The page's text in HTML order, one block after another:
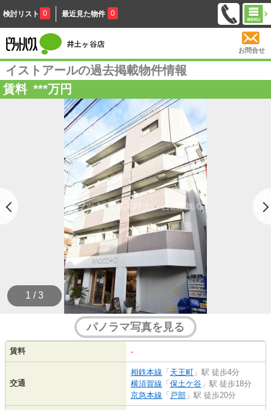
検討リスト 0 最近見た物件 0
お問合せ
イストアールの過去掲載物件情報
賃料 ***万円
1 / 3
パノラマ写真を見る
賃料 -
交通
相鉄本線 「 天王町 」駅 徒歩4分
横須賀線 「 保土ケ谷 」駅 徒歩18分
京急本線 「 戸部 」駅 徒歩20分